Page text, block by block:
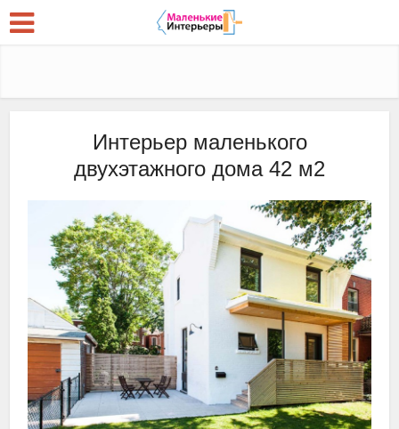
Интерьер маленького
двухэтажного дома 42 м2